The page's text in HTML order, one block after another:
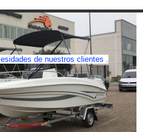
de nuestros clientes .